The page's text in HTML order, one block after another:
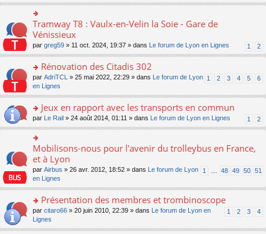
s
ult
er
le
m
e
s
s
g
o
n
lu
le
pl
u
s
ré
c
e
nt
o
n
ult
er
le
m
e
s
a
g
e
n
o
n
le
u
s
ré
c
e
Tramway T8 : Vaulx-en-Velin la Soie - Gare de
Vénissieux
1 2
par greg59 » 11 oct. 2024, 19:37 » dans Le forum de Lyon en Lignes
o
n
s
er
le
m
e
s
s
g
o
n
lu
le
Rénovation des Citadis 302
1 2 3 4 5 6
par AdriTCL » 25 mai 2022, 22:29 » dans
Le forum de Lyon
en Lignes
o
n
s
ult
er
le
m
e
s
s
g
Jeux en rapport avec les transports en commun
1 2
par Le Rail » 24 août 2014, 01:11 » dans Le forum de Lyon en Lignes
o
n
ult
le
m
e
s
s
Mobilisons-nous pour l'avenir du trolleybus en France,
et à Lyon
1 48 49 50 51
par Airbus » 26 avr. 2012, 18:52 » dans
Le forum de Lyon
en Lignes
o
s
Présentation des membres et trombinoscope
1 2 3 4
par citaro66 » 20 juin 2010, 22:39 » dans
Le forum de Lyon en
Lignes